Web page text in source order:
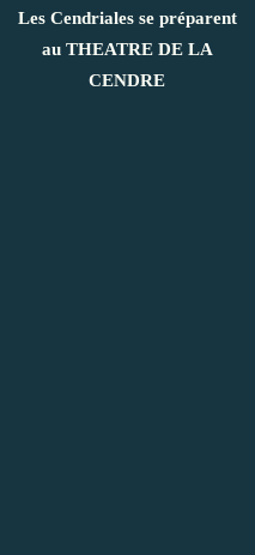
Les Cendriales se préparent
au THEATRE DE LA
CENDRE